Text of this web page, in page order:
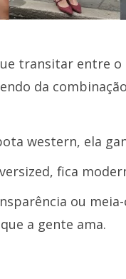
transitar entre
da
western, ela
fica
ou
a gente ama.